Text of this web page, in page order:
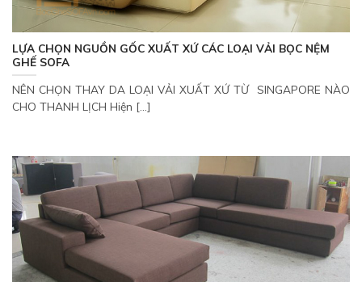
LỰA CHỌN NGUỒN GỐC XUẤT XỨ CÁC LOẠI VẢI BỌC NỆM
GHẾ SOFA
NÊN CHỌN THAY DA LOẠI VẢI XUẤT XỨ TỪ SINGAPORE NÀO
CHO THANH LỊCH Hiện [...]